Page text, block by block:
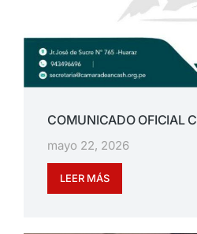
COMUNICADO OFICIAL
mayo 22, 2026
LEER MÁS